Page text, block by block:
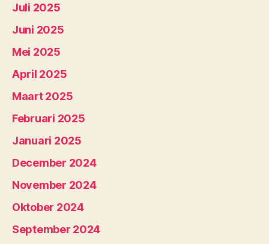
Juli 2025
Juni 2025
Mei 2025
April 2025
Maart 2025
Februari 2025
Januari 2025
December 2024
November 2024
Oktober 2024
September 2024